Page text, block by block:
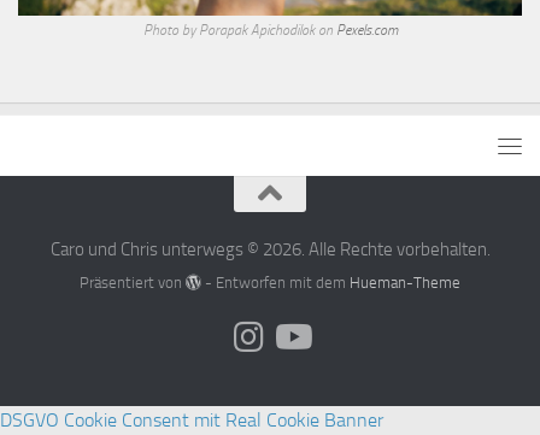
Photo by Porapak Apichodilok on Pexels.com
Caro und Chris unterwegs © 2026. Alle Rechte vorbehalten.
Präsentiert von - Entworfen mit dem Hueman-Theme
DSGVO Cookie Consent mit Real Cookie Banner